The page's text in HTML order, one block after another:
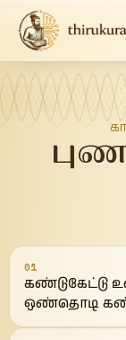
01
கண்டுகேட்டு
ஒண்தொடி